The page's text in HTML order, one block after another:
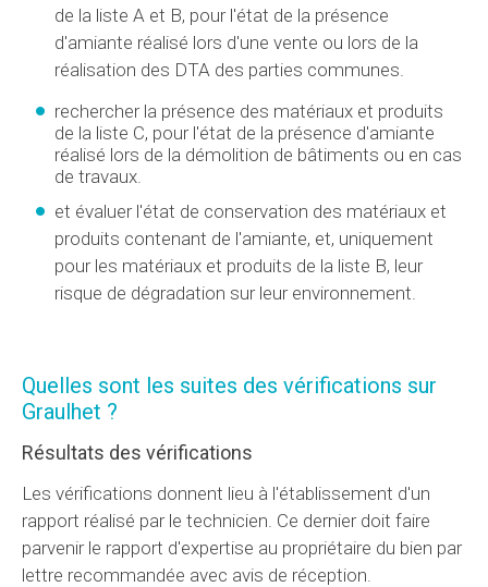
de la liste A et B, pour l'état de la présence
d'amiante réalisé lors d'une vente ou lors de la
réalisation des DTA des parties communes.
rechercher la présence des matériaux et produits
de la liste C, pour l'état de la présence d'amiante
réalisé lors de la démolition de bâtiments ou en cas
de travaux.
et évaluer l'état de conservation des matériaux et
produits contenant de l'amiante, et, uniquement
pour les matériaux et produits de la liste B, leur
risque de dégradation sur leur environnement.
Quelles sont les suites des vérifications sur
Graulhet ?
Résultats des vérifications
Les vérifications donnent lieu à l'établissement d'un
rapport réalisé par le technicien. Ce dernier doit faire
parvenir le rapport d'expertise au propriétaire du bien par
lettre recommandée avec avis de réception.